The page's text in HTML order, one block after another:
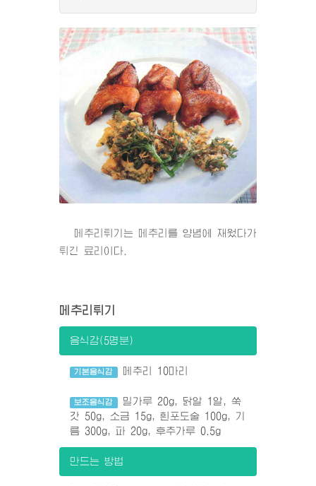
메추리튀기는 메추리를 양념에 재웠다가
튀긴 료리이다.
메추리튀기
음식감(5명분)
기본음식감 메추리 10마리
보조음식감
밀가루 20g, 닭알 1알, 쑥
갓 50g, 소금 15g, 흰포도술 100g, 기
름 300g, 파 20g, 후추가루 0.5g
만드는 방법